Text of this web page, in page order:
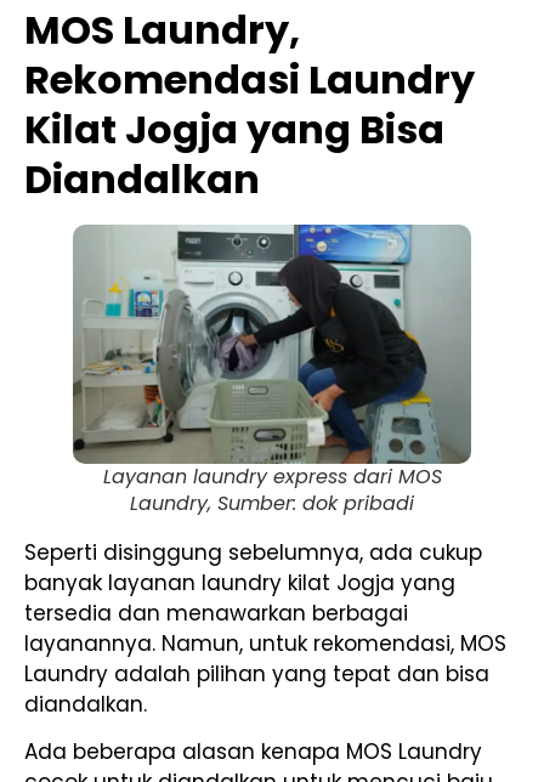
MOS Laundry,
Rekomendasi Laundry
Kilat Jogja yang Bisa
Diandalkan
Layanan laundry express dari MOS
Laundry, Sumber: dok pribadi
Seperti disinggung sebelumnya, ada cukup
banyak layanan laundry kilat Jogja yang
tersedia dan menawarkan berbagai
layanannya. Namun, untuk rekomendasi, MOS
Laundry adalah pilihan yang tepat dan bisa
diandalkan.
Ada beberapa alasan kenapa MOS Laundry